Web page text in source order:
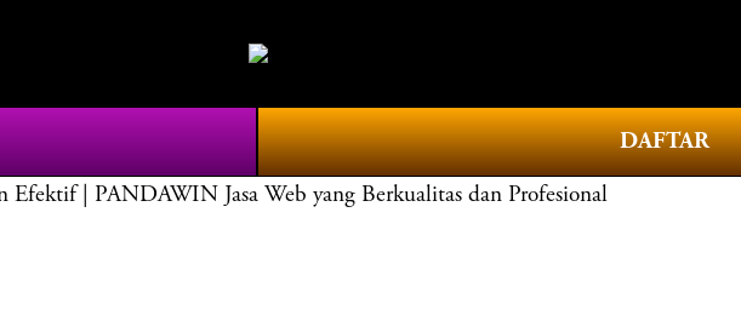
DAFTAR
| PANDAWIN Jasa Web yang Berkualitas dan Profesional